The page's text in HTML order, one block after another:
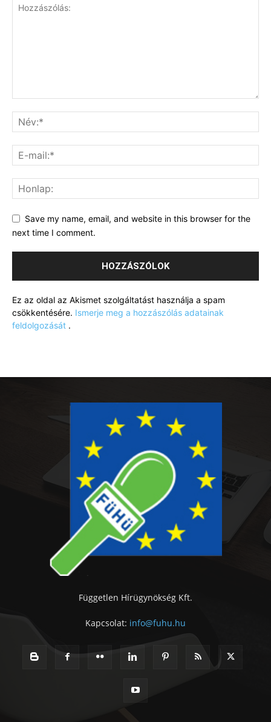
Save my name, email, and website in this browser for the
next time I comment.
Ez az oldal az Akismet szolgáltatást használja a spam
csökkentésére. Ismerje meg a hozzászólás adatainak
feldolgozását .
Független Hírügynökség Kft.
Kapcsolat: info@fuhu.hu